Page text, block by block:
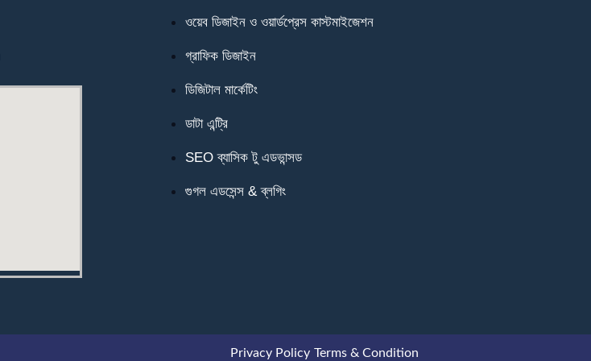
ওয়েব ডিজাইন ও ওয়ার্ডপ্রেস কাস্টমাইজেশন
গ্রাফিক ডিজাইন
ডিজিটাল মার্কেটিং
ডাটা এন্ট্রি
SEO ব্যাসিক টু এডভান্সড
গুগল এডসেন্স & ব্লগিং
Privacy Policy Terms & Condition